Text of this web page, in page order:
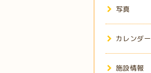
写真
カレンダー
施設情報